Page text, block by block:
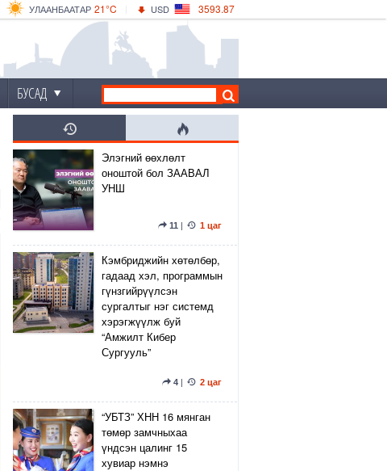
21°C
УЛААНБААТАР
26°C
ДАРХАН
23°C
ЭРДЭНЭТ
USD 3593.87
4141.04
БУСАД
Элэгний өөхлөлт
оноштой бол ЗААВАЛ
УНШ
11 | 1 цаг
Кэмбриджийн хөтөлбөр,
гадаад хэл, программын
гүнзгийрүүлсэн
сургалтыг нэг системд
хэрэгжүүлж буй
“Амжилт Кибер
Сургууль”
4| 2 цаг
“УБТЗ” ХНН 16 мянган
төмөр замчныхаа
үндсэн цалинг 15
хувиар нэмнэ